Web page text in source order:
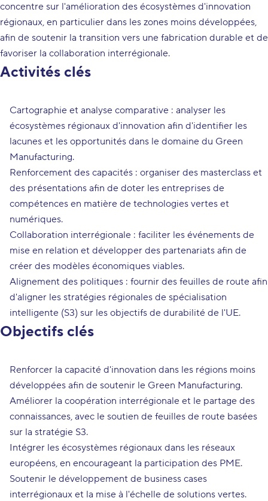
concentre sur l'amélioration des écosystèmes d'innovation
régionaux, en particulier dans les zones moins développées,
afin de soutenir la transition vers une fabrication durable et de
favoriser la collaboration interrégionale.
Activités clés
Cartographie et analyse comparative : analyser les
écosystèmes régionaux d'innovation afin d'identifier les
lacunes et les opportunités dans le domaine du Green
Manufacturing.
Renforcement des capacités : organiser des masterclass et
des présentations afin de doter les entreprises de
compétences en matière de technologies vertes et
numériques.
Collaboration interrégionale : faciliter les événements de
mise en relation et développer des partenariats afin de
créer des modèles économiques viables.
Alignement des politiques : fournir des feuilles de route afin
d'aligner les stratégies régionales de spécialisation
intelligente (S3) sur les objectifs de durabilité de l'UE.
Objectifs clés
Renforcer la capacité d'innovation dans les régions moins
développées afin de soutenir le Green Manufacturing.
Améliorer la coopération interrégionale et le partage des
connaissances, avec le soutien de feuilles de route basées
sur la stratégie S3.
Intégrer les écosystèmes régionaux dans les réseaux
européens, en encourageant la participation des PME.
Soutenir le développement de business cases
interrégionaux et la mise à l'échelle de solutions vertes.